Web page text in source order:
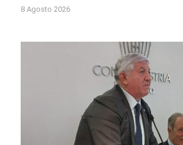
8 Agosto 2026